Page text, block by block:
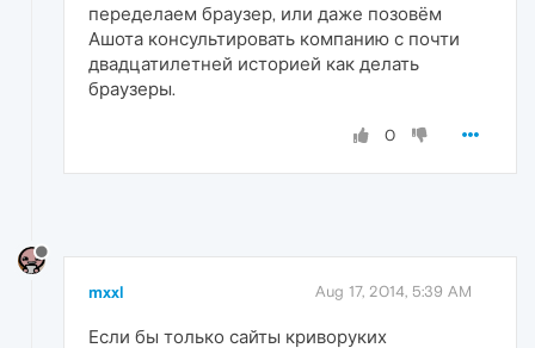
переделаем браузер, или даже позовём
Ашота консультировать компанию с почти
двадцатилетней историей как делать
браузеры.
0
mxxl Aug 17, 2014, 5:39 AM
Если бы только сайты криворуких